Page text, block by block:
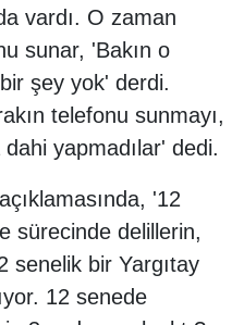
vardı. O zaman
sunar, 'Bakın o
şey yok' derdi.
telefonu sunmayı,
yapmadılar' dedi.
'12
sürecinde delillerin,
senelik bir Yargıtay
12 senede